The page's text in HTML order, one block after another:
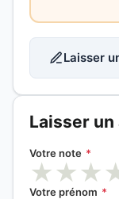
Laisser
Laisser un
Votre note *
★★★
Votre prénom *